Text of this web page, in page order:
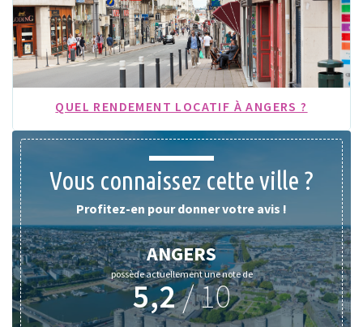
QUEL RENDEMENT LOCATIF À ANGERS ?
Vous connaissez cette ville ?
Profitez-en pour donner votre avis !
ANGERS
possède actuellement une note de
5,2/10